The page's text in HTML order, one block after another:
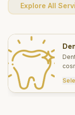
Explore All